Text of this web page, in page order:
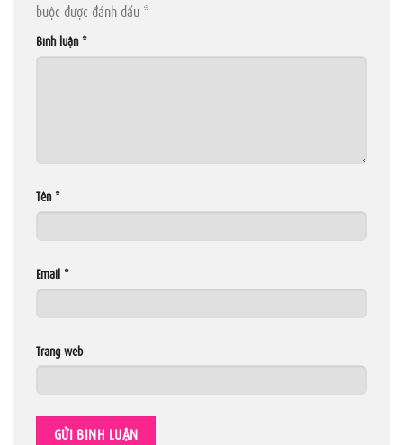
buộc được đánh dấu *
Bình luận *
Tên *
Email *
Trang web